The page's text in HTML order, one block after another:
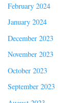
February 2024
January 2024
December 2023
November 2023
October 2023
September 2023